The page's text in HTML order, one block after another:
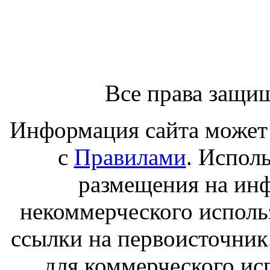
Все права
Информация сайта может
с Правилами.
размещения на
некоммерческого
ссылки на